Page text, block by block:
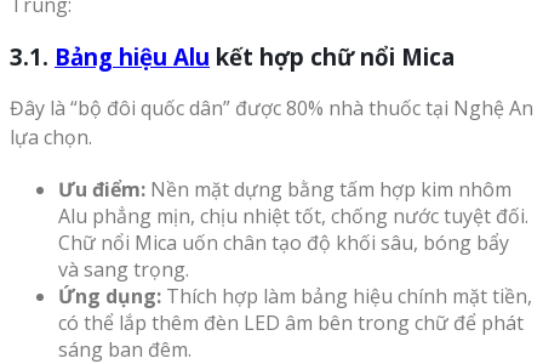
3.1. Bảng hiệu Alu kết hợp chữ nổi Mica
Đây là “bộ đôi quốc dân” được 80% nhà thuốc tại Nghệ An
lựa chọn.
Ưu điểm: Nền mặt dựng bằng tấm hợp kim nhôm
Alu phẳng mịn, chịu nhiệt tốt, chống nước tuyệt đối.
Chữ nổi Mica uốn chân tạo độ khối sâu, bóng bẩy
và sang trọng.
Ứng dụng: Thích hợp làm bảng hiệu chính mặt tiền,
có thể lắp thêm đèn LED âm bên trong chữ để phát
sáng ban đêm.